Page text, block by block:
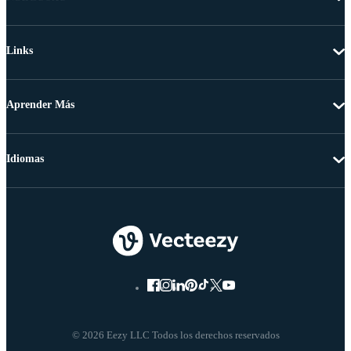
Links
Aprender Más
© 2026 Eezy LLC Todos los derechos reservados
Idiomas